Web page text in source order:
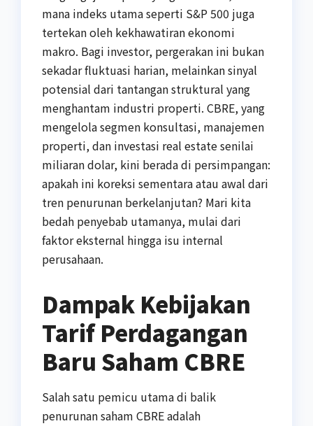
mana indeks utama seperti S&P 500 juga
tertekan oleh kekhawatiran ekonomi
makro. Bagi investor, pergerakan ini bukan
sekadar fluktuasi harian, melainkan sinyal
potensial dari tantangan struktural yang
menghantam industri properti. CBRE, yang
mengelola segmen konsultasi, manajemen
properti, dan investasi real estate senilai
miliaran dolar, kini berada di persimpangan:
apakah ini koreksi sementara atau awal dari
tren penurunan berkelanjutan? Mari kita
bedah penyebab utamanya, mulai dari
faktor eksternal hingga isu internal
perusahaan.
Dampak Kebijakan
Tarif Perdagangan
Baru Saham CBRE
Salah satu pemicu utama di balik
penurunan saham CBRE adalah